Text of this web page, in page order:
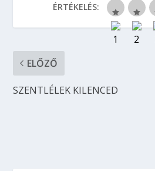
ÉRTÉKELÉS:
ELŐZŐ
SZENTLÉLEK KILENCED